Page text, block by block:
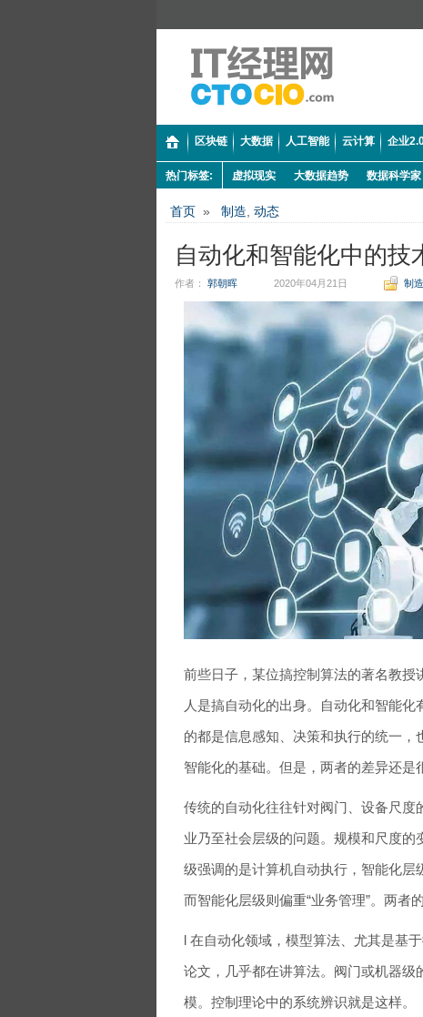
区块链 大数据 人工智能 云计算 企业
热门标签: 虚拟现实 大数据趋势 数据科学家
首页 » 制造 动态
自动化和智能化中的技
作者： 郭朝晖 2020年04月21日 制造
前些日子，某位搞控制算法的著名教
人是搞自动化的出身。自动化和智能
的都是信息感知、决策和执行的统一
智能化的基础。但是，两者的差异还是
传统的自动化往往针对阀门、设备尺
业乃至社会层级的问题。规模和尺度
级强调的是计算机自动执行，智能化层
而智能化层级则偏重“业务管理”。两者
l 在自动化领域，模型算法、尤其是基
论文，几乎都在讲算法。阀门或机器
模。控制理论中的系统辨识就是这样。